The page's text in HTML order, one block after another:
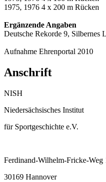
1975, 1976 4 x 200 m Rücken
Ergänzende Angaben
Deutsche Rekorde 9, Silbernes
Aufnahme Ehrenportal 2010
Anschrift
NISH
Niedersächsisches Institut
für Sportgeschichte e.V.
Ferdinand-Wilhelm-Fricke-Weg
30169 Hannover